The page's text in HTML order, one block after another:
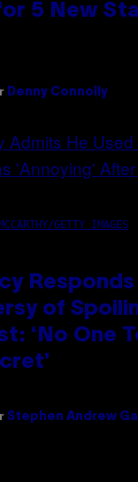
5 New
Denny Connolly
GETTY IMAGES
of
‘No One
Stephen Andrew